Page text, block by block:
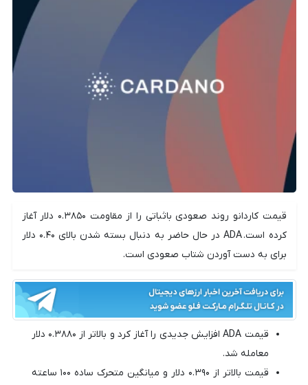
قیمت کاردانو روند صعودی باثباتی را از مقاومت ۰.۳۸۵۰ دلار آغاز
کرده است. ADA در حال حاضر به دنبال بسته شدن بالای ۰.۴۰ دلار
برای به دست آوردن شتاب صعودی است.
قیمت ADA افزایش جدیدی را آغاز کرد و بالاتر از ۰.۳۸۸۰ دلار
معامله شد.
قیمت بالاتر از ۰.۳۹۰ دلار و میانگین متحرک ساده ۱۰۰ ساعته